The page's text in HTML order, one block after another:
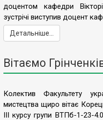
доцентом кафедри
зустрічі виступив доцент
Детальніше...
Вітаємо
Колектив Факультету
мистецтва щиро вітає
III курсу групи ВТПб-1-23-